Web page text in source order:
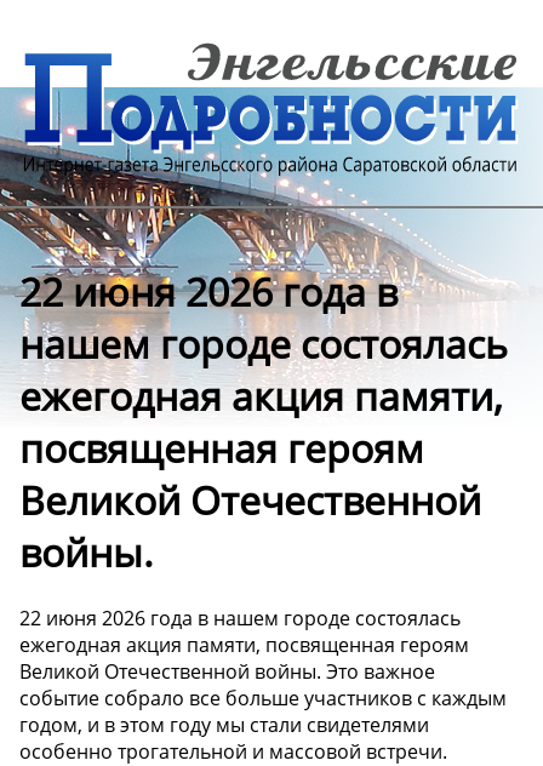
22 июня 2026 года в
нашем городе состоялась
ежегодная акция памяти,
посвященная героям
Великой Отечественной
войны.
22 июня 2026 года в нашем городе состоялась
ежегодная акция памяти, посвященная героям
Великой Отечественной войны. Это важное
событие собрало все больше участников с каждым
годом, и в этом году мы стали свидетелями
особенно трогательной и массовой встречи.